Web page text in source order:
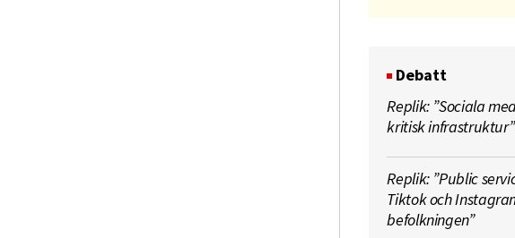
Debatt
Replik: ”Sociala
kritisk infrastruktur”
Replik: ”Public
Tiktok och
befolkningen”